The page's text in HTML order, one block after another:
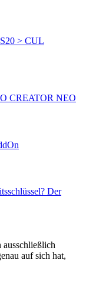
> CUL
CREATOR NEO
Der
ausschließlich
auf sich hat,